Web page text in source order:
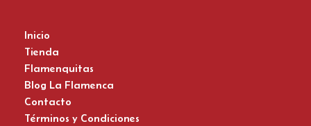
Inicio
Tienda
Flamenquitas
Blog La Flamenca
Contacto
Términos y Condiciones